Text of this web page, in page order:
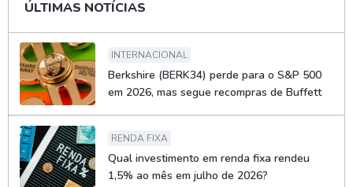
ÚLTIMAS NOTÍCIAS
INTERNACIONAL
Berkshire (BERK34) perde para o S&P 500
em 2026, mas segue recompras de Buffett
RENDA FIXA
Qual investimento em renda fixa rendeu
1,5% ao mês em julho de 2026?